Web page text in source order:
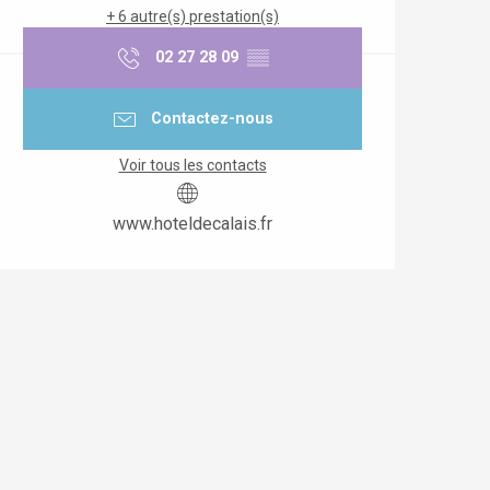
+ 6 autre(s) prestation(s)
02 27 28 09 ▒▒
Contactez-nous
Voir tous les contacts
www.hoteldecalais.fr